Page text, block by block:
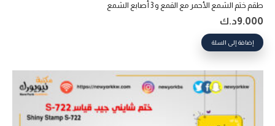
طقم ختم الشمع الأحمر مع القمع و 3 أصابع الشمع
9.000د.ك
إضافة إلى السلة